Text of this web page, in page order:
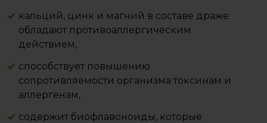
кальций, цинк и магний в составе драже
обладают противоаллергическим
действием,
способствует повышению
сопротивляемости организма токсинам и
аллергенам,
содержит биофлавоноиды, которые